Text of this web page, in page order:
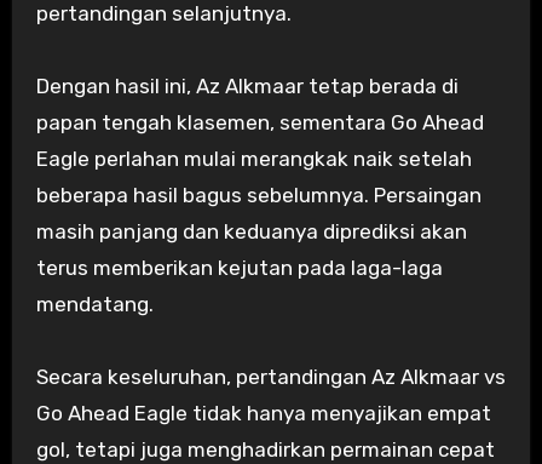
pertandingan selanjutnya.
Dengan hasil ini, Az Alkmaar tetap berada di
papan tengah klasemen, sementara Go Ahead
Eagle perlahan mulai merangkak naik setelah
beberapa hasil bagus sebelumnya. Persaingan
masih panjang dan keduanya diprediksi akan
terus memberikan kejutan pada laga-laga
mendatang.
Secara keseluruhan, pertandingan Az Alkmaar vs
Go Ahead Eagle tidak hanya menyajikan empat
gol, tetapi juga menghadirkan permainan cepat